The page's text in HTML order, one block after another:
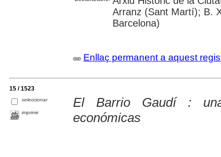
Arranz (Sant Martí); B.
Barcelona)
Enllaç permanent a aquest
15 / 1523
seleccionar
imprimir
El Barrio Gaudí :
económicas